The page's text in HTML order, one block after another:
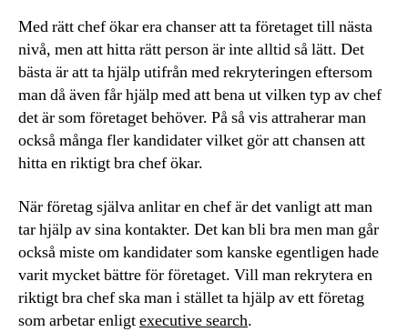
Med rätt chef ökar era chanser att ta företaget till nästa
nivå, men att hitta rätt person är inte alltid så lätt. Det
bästa är att ta hjälp utifrån med rekryteringen eftersom
man då även får hjälp med att bena ut vilken typ av chef
det är som företaget behöver. På så vis attraherar man
också många fler kandidater vilket gör att chansen att
hitta en riktigt bra chef ökar.
När företag själva anlitar en chef är det vanligt att man
tar hjälp av sina kontakter. Det kan bli bra men man går
också miste om kandidater som kanske egentligen hade
varit mycket bättre för företaget. Vill man rekrytera en
riktigt bra chef ska man i stället ta hjälp av ett företag
som arbetar enligtexecutive search.